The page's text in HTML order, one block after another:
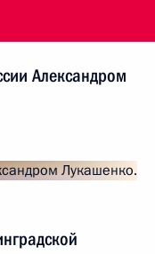
Александром